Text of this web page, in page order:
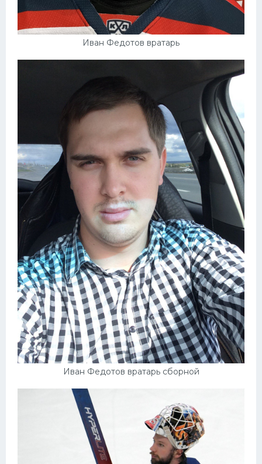
Иван Федотов вратарь
Иван Федотов вратарь сборной